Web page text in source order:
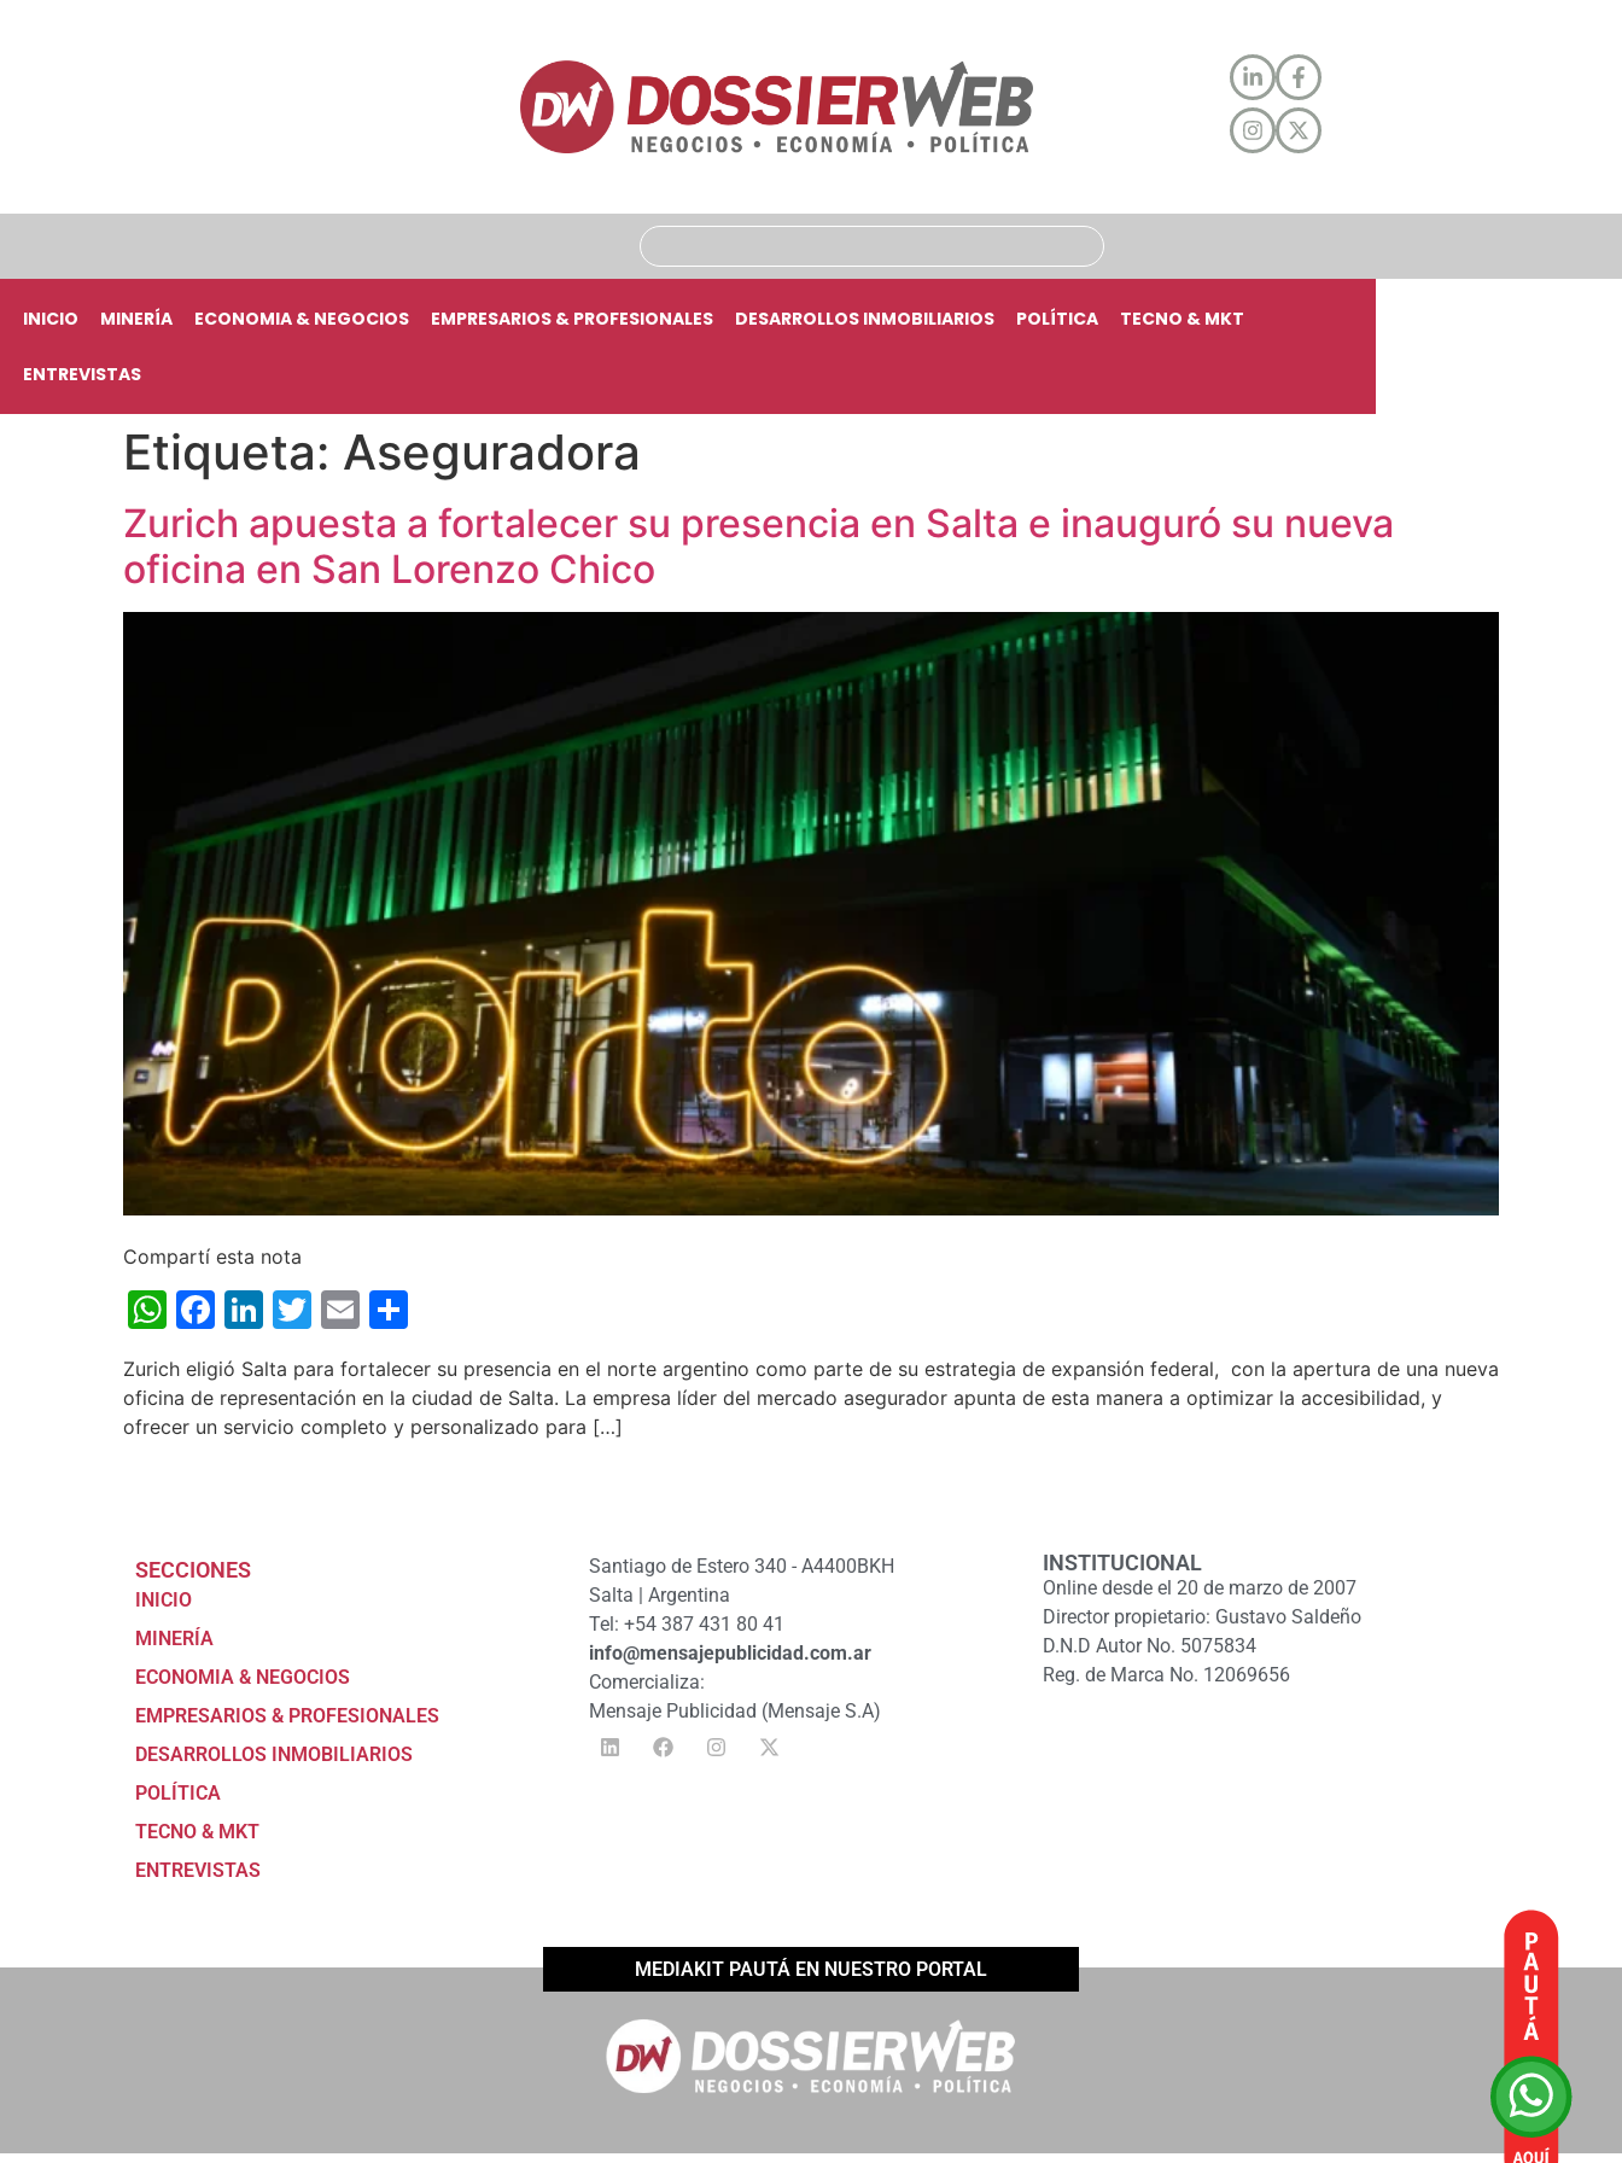
INICIO MINERÍA ECONOMIA & NEGOCIOS EMPRESARIOS & PROFESIONALES DESARROLLOS INMOBILIARIOS POLÍTICA TECNO & MKT
ENTREVISTAS
Etiqueta: Aseguradora
Zurich apuesta a fortalecer su presencia en Salta e inauguró su nueva
oficina en San Lorenzo Chico
Compartí esta nota
WhatsApp
Facebook
LinkedIn
Twitter
Email
Zurich eligió Salta para fortalecer su presencia en el norte argentino como parte de su estrategia de expansión federal, con la apertura de una nueva
oficina de representación en la ciudad de Salta. La empresa líder del mercado asegurador apunta de esta manera a optimizar la accesibilidad, y
ofrecer un servicio completo y personalizado para […]
SECCIONES
INICIO
MINERÍA
ECONOMIA & NEGOCIOS
EMPRESARIOS & PROFESIONALES
DESARROLLOS INMOBILIARIOS
POLÍTICA
TECNO & MKT
ENTREVISTAS
Santiago de Estero 340 - A4400BKH
Salta | Argentina
Tel: +54 387 431 80 41
info@mensajepublicidad.com.ar
Comercializa:
Mensaje Publicidad (Mensaje S.A)
INSTITUCIONAL
Online desde el 20 de marzo de 2007
Director propietario: Gustavo Saldeño
D.N.D Autor No. 5075834
Reg. de Marca No. 12069656
MEDIAKIT PAUTÁ EN NUESTRO PORTAL